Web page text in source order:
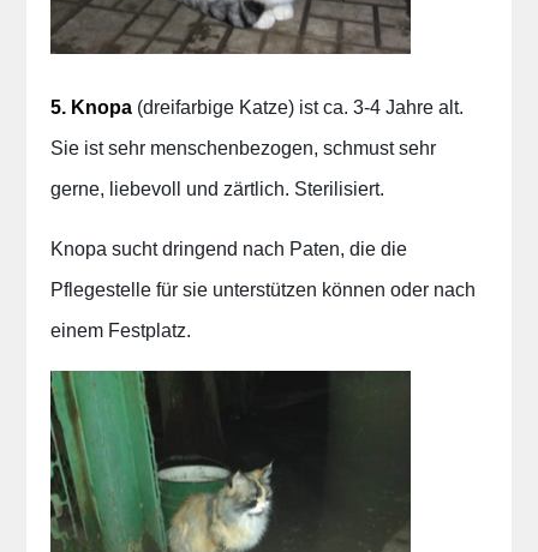
5. Knopa (dreifarbige Katze) ist ca. 3-4 Jahre alt.
Sie ist sehr menschenbezogen, schmust sehr
gerne, liebevoll und zärtlich. Sterilisiert.
Knopa sucht dringend nach Paten, die die
Pflegestelle für sie unterstützen können oder nach
einem Festplatz.